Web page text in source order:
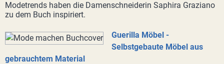
Modetrends haben die Damenschneiderin Saphira Graziano
zu dem Buch inspiriert.
Guerilla Möbel -
Selbstgebaute Möbel aus
gebrauchtem Material